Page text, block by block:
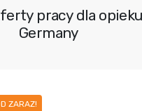
pracy dla
Germany
ZARAZ!